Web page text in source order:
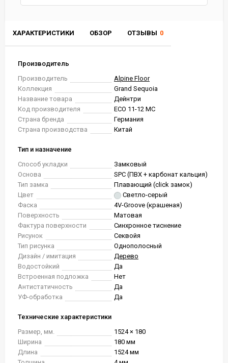
ХАРАКТЕРИСТИКИ ОБЗОР ОТЗЫВЫ 0
Производитель
Производитель
Alpine Floor
Коллекция
Grand Sequoia
Название товара
Дейнтри
Код производителя
ECO 11-12 MC
Страна бренда
Германия
Страна производства
Китай
Тип и назначение
Способ укладки
Замковый
Основа
SPC (ПВХ + карбонат кальция)
Тип замка
Плавающий (click замок)
Цвет
Светло-серый
Фаска
4V-Groove (крашеная)
Поверхность
Матовая
Фактура поверхности
Синхронное тиснение
Рисунок
Секвойя
Тип рисунка
Однополосный
Дизайн / имитация
Дерево
Водостойкий
Да
Встроенная подложка
Нет
Антистатичность
Да
УФ-обработка
Да
Технические характеристики
Размер, мм.
1524 × 180
Ширина
180 мм
Длина
1524 мм